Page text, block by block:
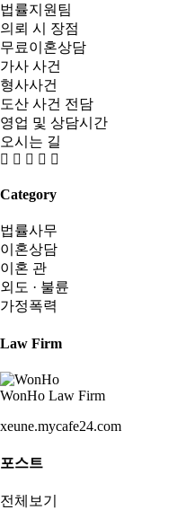
법률지원팀
의뢰 시 장점
무료이혼상담
가사 사건
형사사건
도산 사건 전담
영업 및 상담시간
오시는 길
Category
법률사무
이혼상담
이혼 관
외도 · 불륜
가정폭력
Law Firm
WonHo Law Firm
xeune.mycafe24.com
포스트
전체보기